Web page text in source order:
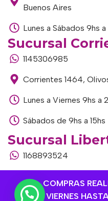
COMPRAS
VIERNES
Buenos Aires
Lunes a Sábados 9hs
Sucursal
1145306985
Corrientes 1464,
Lunes a Viernes 9hs a
Sábados de 9hs a 15hs
Sucursal
1168893524
Buenos Aires